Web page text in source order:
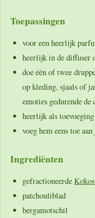
Toepassingen
voor een heerlijk
heerlijk in de diffuser
doe één of twee
op kleding, sjaals of
emoties gedurende de
heerlijk als toevoeging
voeg hem eens toe
Ingrediënten
gefractioneerde
patchouliblad
bergamotschil